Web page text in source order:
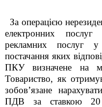
За операцією
електронних
рекламних послуг у
постачання яких
ПКУ визначене на
Товариство, як
зобов’язане
ПДВ за ставкою